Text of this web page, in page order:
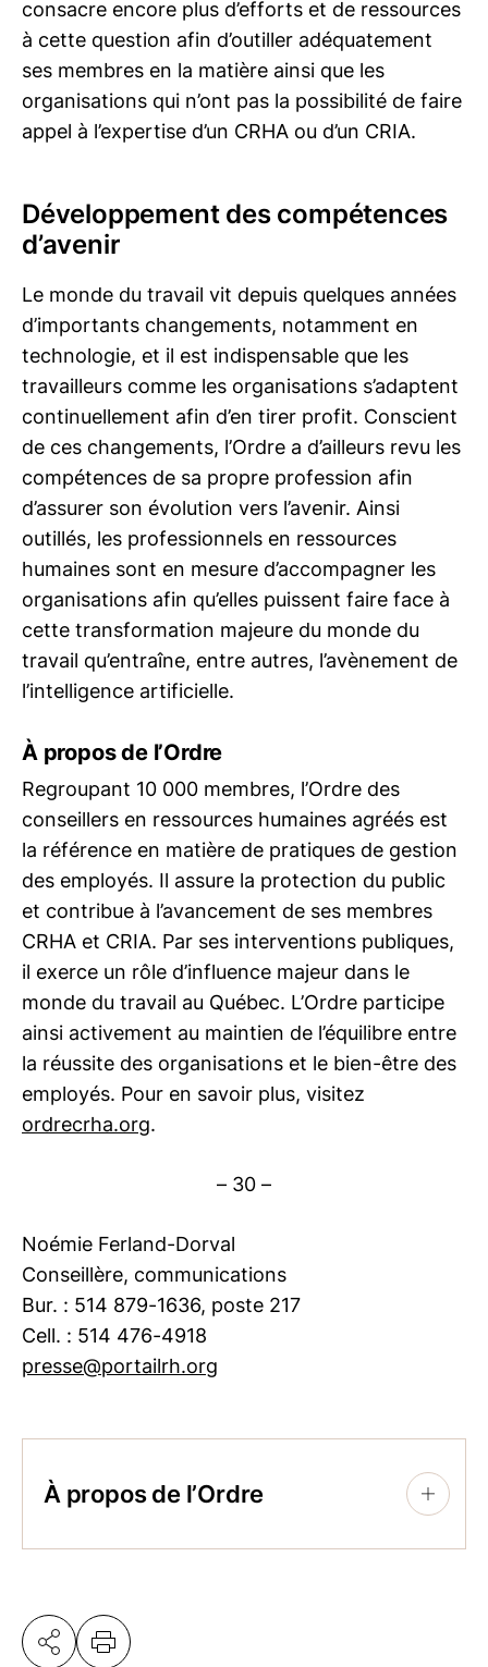
consacre encore plus d’efforts et de ressources
à cette question afin d’outiller adéquatement
ses membres en la matière ainsi que les
organisations qui n’ont pas la possibilité de faire
appel à l’expertise d’un CRHA ou d’un CRIA.
Développement des compétences
d’avenir
Le monde du travail vit depuis quelques années
d’importants changements, notamment en
technologie, et il est indispensable que les
travailleurs comme les organisations s’adaptent
continuellement afin d’en tirer profit. Conscient
de ces changements, l’Ordre a d’ailleurs revu les
compétences de sa propre profession afin
d’assurer son évolution vers l’avenir. Ainsi
outillés, les professionnels en ressources
humaines sont en mesure d’accompagner les
organisations afin qu’elles puissent faire face à
cette transformation majeure du monde du
travail qu’entraîne, entre autres, l’avènement de
l’intelligence artificielle.
À propos de l’Ordre
Regroupant 10 000 membres, l’Ordre des
conseillers en ressources humaines agréés est
la référence en matière de pratiques de gestion
des employés. Il assure la protection du public
et contribue à l’avancement de ses membres
CRHA et CRIA. Par ses interventions publiques,
il exerce un rôle d’influence majeur dans le
monde du travail au Québec. L’Ordre participe
ainsi activement au maintien de l’équilibre entre
la réussite des organisations et le bien-être des
employés. Pour en savoir plus, visitez
ordrecrha.org.
– 30 –
Noémie Ferland-Dorval
Conseillère, communications
Bur. : 514 879-1636, poste 217
Cell. : 514 476-4918
presse@portailrh.org
À propos de l’Ordre
conseillers en ressources humaines agréés
est la référence en matière de pratiques de